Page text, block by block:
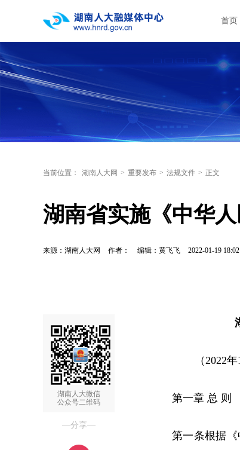
首页
当前位置： 湖南人大网 > 重要发布 > 法规文件 > 正文
湖南省实施《中华
来源：湖南人大网 作者： 编辑：黄飞飞 2022-01-19
湖南人大微信
公众号二维码
—分享—
（2022
第一章 总 则
第一条根据